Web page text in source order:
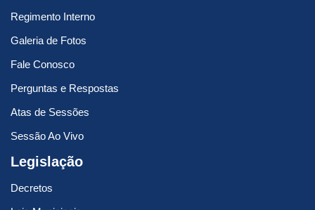
Regimento Interno
Galeria de Fotos
Fale Conosco
Perguntas e Respostas
Atas de Sessões
Sessão Ao Vivo
Legislação
Decretos